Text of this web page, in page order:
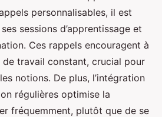
personnalisables, il est
sessions d’apprentissage et
Ces rappels encouragent à
travail constant, crucial pour
notions. De plus, l’intégration
régulières optimise la
fréquemment, plutôt que de se